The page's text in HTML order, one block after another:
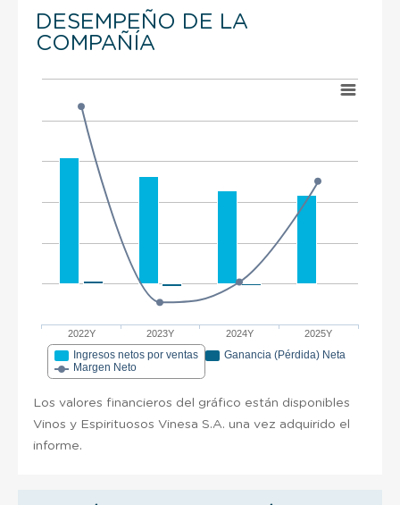
DESEMPEÑO DE LA
COMPAÑÍA
2022Y 2023Y 2024Y 2025Y
Ingresos netos por ventas
Ganancia (Pérdida) Neta
Margen Neto
Los valores financieros del gráfico están disponibles
Vinos y Espirituosos Vinesa S.A. una vez adquirido el
informe.